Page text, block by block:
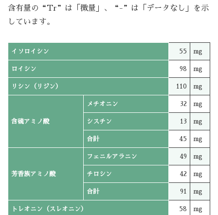
含有量の“Tr”は「微量」、“-”は「データなし」を示
しています。
イソロイシン 55 mg
ロイシン 98 mg
リシン（リジン） 110 mg
含硫アミノ酸
メチオニン 32 mg
シスチン 13 mg
合計 45 mg
芳香族アミノ酸
フェニルアラニン 49 mg
チロシン 42 mg
合計 91 mg
トレオニン（スレオニン） 58 mg